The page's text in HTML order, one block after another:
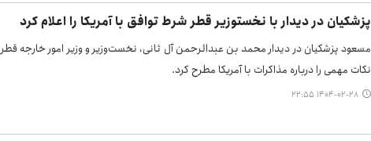
پزشکیان در دیدار با نخست‎وزیر قطر شرط توافق با آمریکا را اعلام کرد
مسعود پزشکیان در دیدار محمد بن عبدالرحمن آل ثانی، نخست‌وزیر و وزیر امور خارجه قطر
نکات مهمی را درباره مذاکرات با آمریکا مطرح کرد.
۱۴۰۴-۰۲-۲۸ ۲۲:۵۵